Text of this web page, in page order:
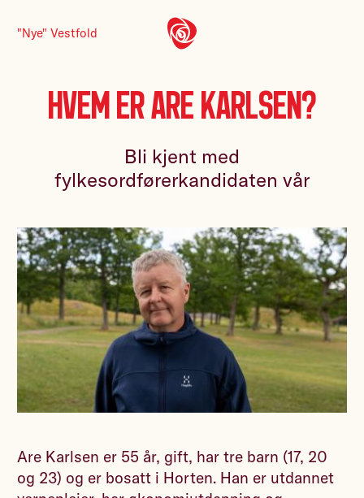
"Nye" Vestfold
Hvem er Are Karlsen?
Bli kjent med
fylkesordførerkandidaten vår
Are Karlsen er 55 år, gift, har tre barn (17, 20
og 23) og er bosatt i Horten. Han er utdannet